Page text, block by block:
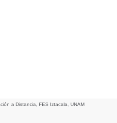
a Distancia, FES Iztacala, UNAM